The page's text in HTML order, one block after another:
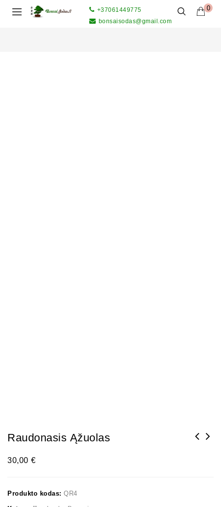
0
+37061449775
bonsaisodas@gmail.com
Raudonasis Ąžuolas
30,00 €
Produkto kodas: QR4